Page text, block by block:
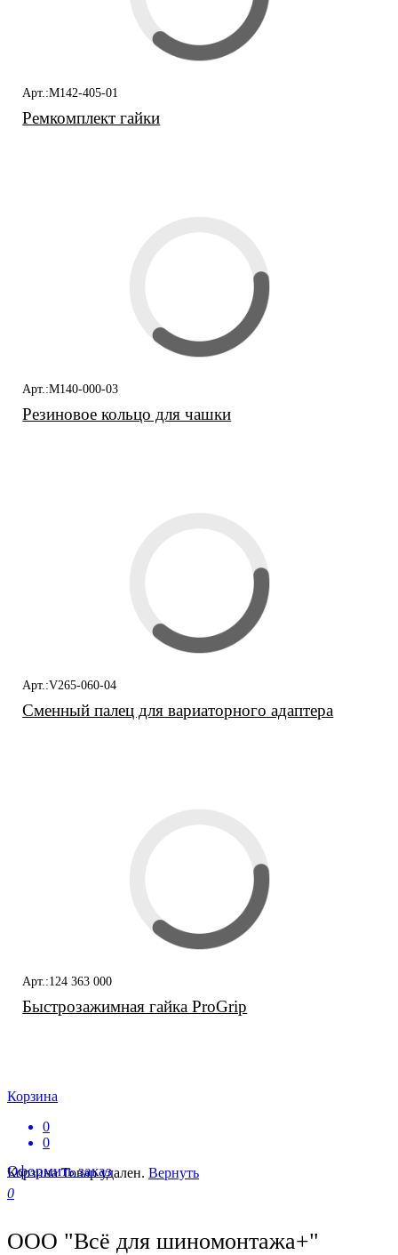
Арт.:M142-405-01
Ремкомплект гайки
Арт.:M140-000-03
Резиновое кольцо для чашки
Арт.:V265-060-04
Сменный палец для вариаторного адаптера
Арт.:124 363 000
Быстрозажимная гайка ProGrip
Корзина
0
0
Корзина Товар удален. Вернуть
0
Оформить заказ
ООО "Всё для шиномонтажа+"